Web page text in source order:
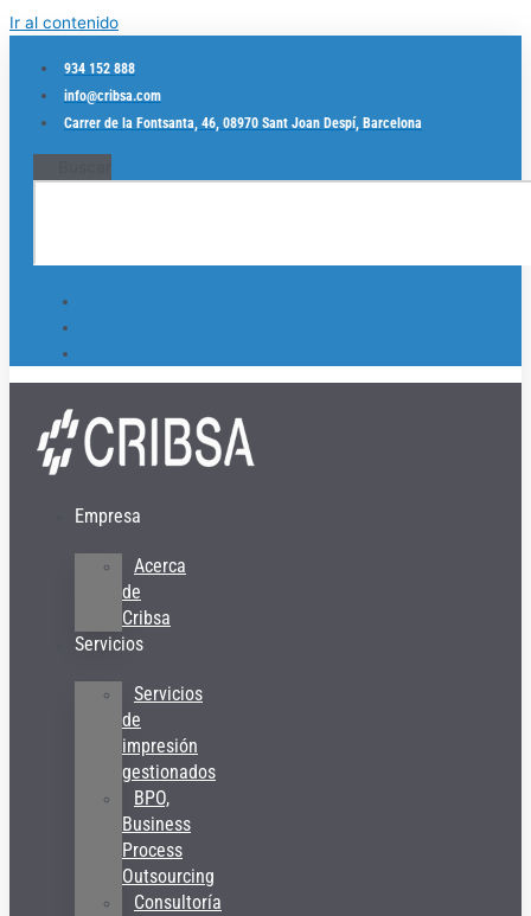
Ir al contenido
934 152 888
info@cribsa.com
Carrer de la Fontsanta, 46, 08970 Sant Joan Despí, Barcelona
Empresa
Acerca
de
Cribsa
Servicios
Servicios
de
impresión
gestionados
BPO,
Business
Process
Outsourcing
Consultoría